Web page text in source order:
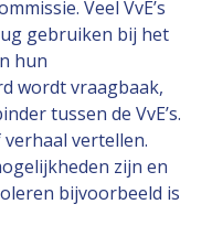
Veel VvE’s
gebruiken bij het
hun
wordt vraagbaak,
tussen de VvE’s.
vertellen.
zijn en
bijvoorbeeld is